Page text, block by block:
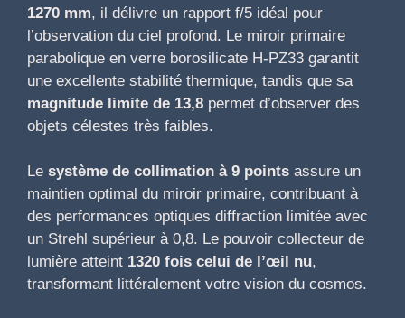
1270 mm, il délivre un rapport f/5 idéal pour
l’observation du ciel profond. Le miroir primaire
parabolique en verre borosilicate H-PZ33 garantit
une excellente stabilité thermique, tandis que sa
magnitude limite de 13,8 permet d’observer des
objets célestes très faibles.
Le système de collimation à 9 points assure un
maintien optimal du miroir primaire, contribuant à
des performances optiques diffraction limitée avec
un Strehl supérieur à 0,8. Le pouvoir collecteur de
lumière atteint 1320 fois celui de l’œil nu,
transformant littéralement votre vision du cosmos.